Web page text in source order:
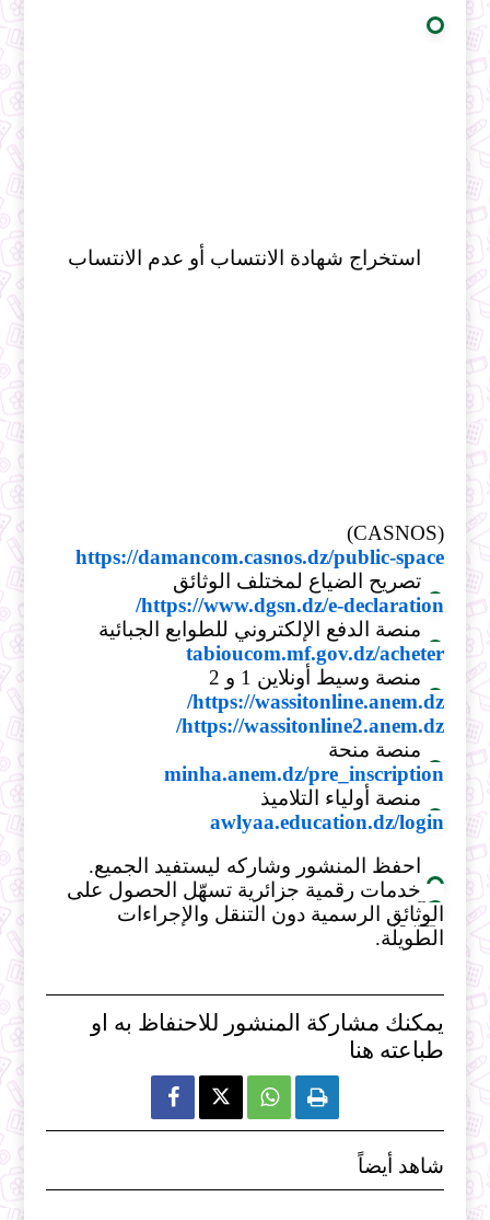
استخراج شهادة الانتساب أو عدم الانتساب
(CASNOS)
https://damancom.casnos.dz/public-space
تصريح الضياع لمختلف الوثائق
https://www.dgsn.dz/e-declaration/
منصة الدفع الإلكتروني للطوابع الجبائية
tabioucom.mf.gov.dz/acheter
منصة وسيط أونلاين 1 و 2
https://wassitonline.anem.dz/
https://wassitonline2.anem.dz/
منصة منحة
minha.anem.dz/pre_inscription
منصة أولياء التلاميذ
awlyaa.education.dz/login
احفظ المنشور وشاركه ليستفيد الجميع.
خدمات رقمية جزائرية تسهّل الحصول على
الوثائق الرسمية دون التنقل والإجراءات
الطويلة.
يمكنك مشاركة المنشور للاحنفاظ به او
طباعته هنا
  
شاهد أيضاً